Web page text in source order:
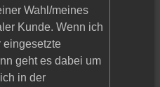
Wahl/meines
Kunde. Wenn ich
eingesetzte
geht es dabei um
in der